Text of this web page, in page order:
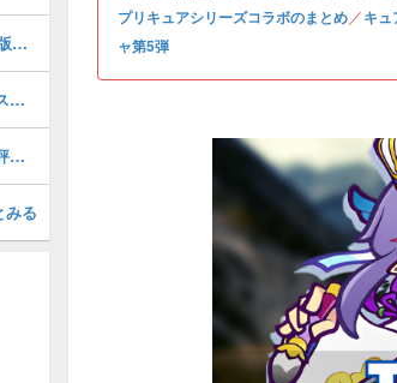
プリキュアシリーズコラボのまとめ／キュ
ャ第5弾
プリキュアシリーズコラボ｜2026年版の最新情報まとめ
キュアブロッサムの評価とスキル・ステータス
キュアブラック＆キュアホワイトの評価とスキル・ステータス
みる